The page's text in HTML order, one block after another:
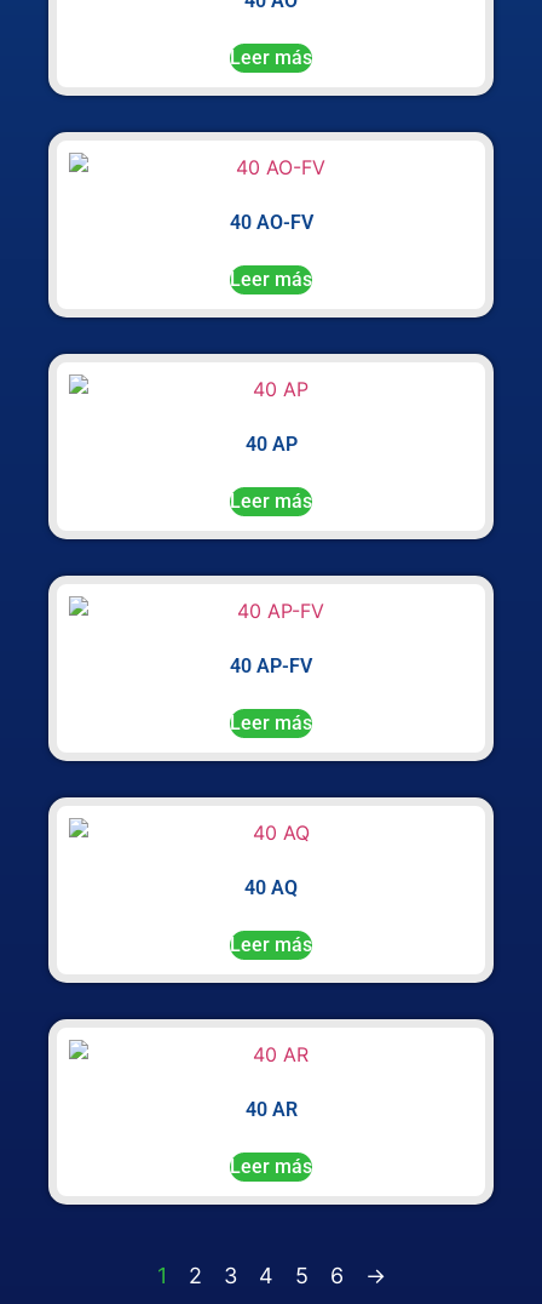
Leer más
40 AO-FV
Leer más
40 AP
Leer más
40 AP-FV
Leer más
40 AQ
Leer más
40 AR
Leer más
1 2 3 4 5 6 →